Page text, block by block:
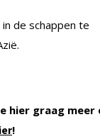
de schappen te
hier graag meer
!